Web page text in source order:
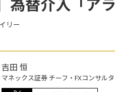
為替介入「ア
リー
吉田 恒
マネックス証券 チーフ・FXコンサル